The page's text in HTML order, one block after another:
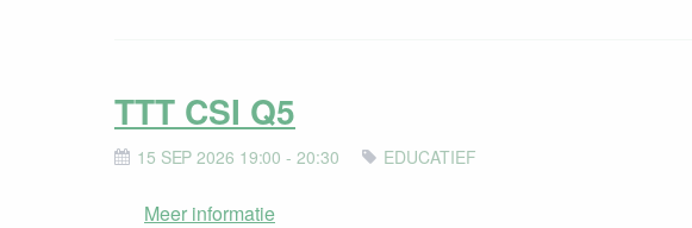
TTT CSI Q5
15 SEP 2026 19:00 - 20:30 EDUCATIEF
Meer informatie